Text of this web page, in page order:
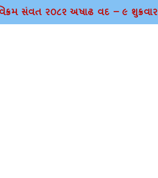
સંવત ર૦૮૨ અષાઢ વદ – ૯ શુક્રવાર